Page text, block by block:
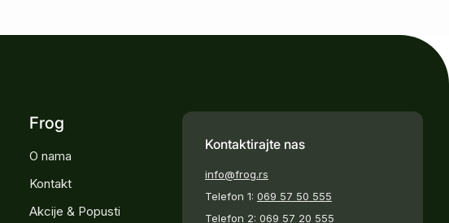
Frog
O nama
Kontakt
Akcije & Popusti
Kontaktirajte nas
info@frog.rs
Telefon 1: 069 57 50 555
Telefon 2: 069 57 20 555